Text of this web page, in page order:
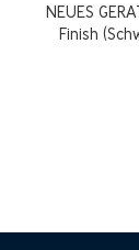
NEUES
Finish